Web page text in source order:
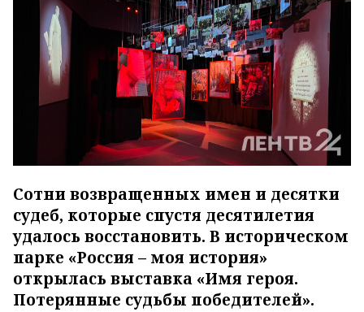
Сотни возвращенных имен и десятки
судеб, которые спустя десятилетия
удалось восстановить. В историческом
парке «Россия – моя история»
открылась выставка «Имя героя.
Потерянные судьбы победителей».